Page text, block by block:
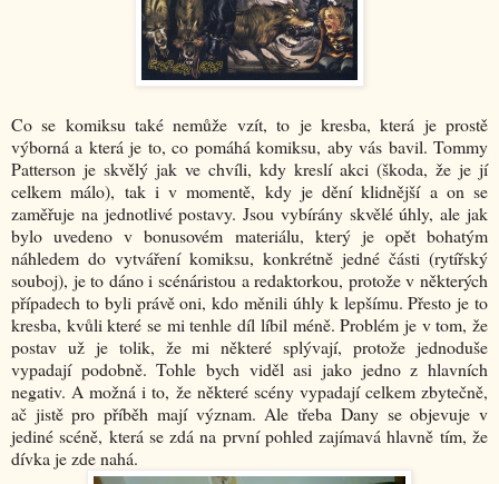
Co se komiksu také nemůže vzít, to je kresba, která je prostě
výborná a která je to, co pomáhá komiksu, aby vás bavil. Tommy
Patterson je skvělý jak ve chvíli, kdy kreslí akci (škoda, že je jí
celkem málo), tak i v momentě, kdy je dění klidnější a on se
zaměřuje na jednotlivé postavy. Jsou vybírány skvělé úhly, ale jak
bylo uvedeno v bonusovém materiálu, který je opět bohatým
náhledem do vytváření komiksu, konkrétně jedné části (rytířský
souboj), je to dáno i scénáristou a redaktorkou, protože v některých
případech to byli právě oni, kdo měnili úhly k lepšímu. Přesto je to
kresba, kvůli které se mi tenhle díl líbil méně. Problém je v tom, že
postav už je tolik, že mi některé splývají, protože jednoduše
vypadají podobně. Tohle bych viděl asi jako jedno z hlavních
negativ. A možná i to, že některé scény vypadají celkem zbytečně,
ač jistě pro příběh mají význam. Ale třeba Dany se objevuje v
jediné scéně, která se zdá na první pohled zajímavá hlavně tím, že
dívka je zde nahá.